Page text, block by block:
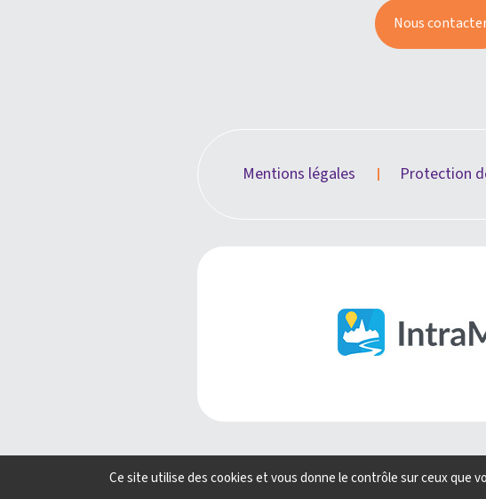
Nous
Mentions légales Protection
Ce site utilise des cookies et vous donne le contrôle sur ceux que